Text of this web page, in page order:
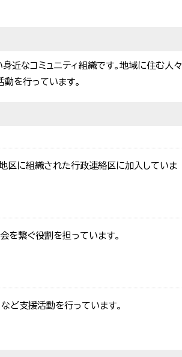
近なコミュニティ組織です。地域に住む人々
を行っています。
区に組織された行政連絡区に加入していま
を繋ぐ役割を担っています。
ど支援活動を行っています。